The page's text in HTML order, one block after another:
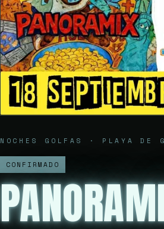
NOCHES GOLFAS · PLAYA DE
CONFIRMADO